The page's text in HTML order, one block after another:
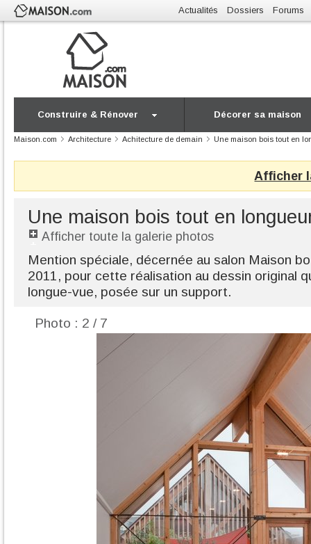
Actualités Dossiers Forums
Construire & Rénover Décorer sa maison
Maison.com Architecture Achitecture de demain Une maison bois tout en
Afficher
Une maison bois tout en
Afficher toute la galerie photos
Mention spéciale, décernée au salon Maison
2011, pour cette réalisation au dessin original
longue-vue, posée sur un support.
Photo : 2 / 7